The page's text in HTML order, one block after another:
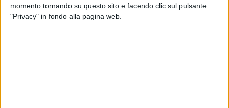
momento tornando su questo sito e facendo clic sul pulsante
"Privacy" in fondo alla pagina web.
me. Scritto e diretto con cura, interpretato in
modo naturale da tutti gli artisti coinvolti. Uno di